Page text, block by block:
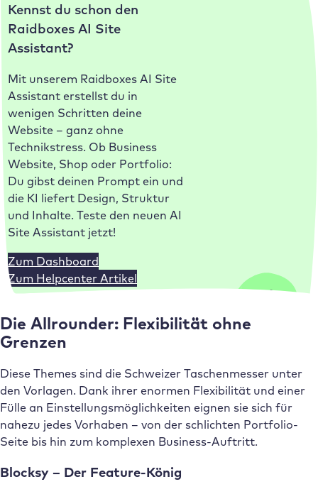
Kennst du schon den
Raidboxes AI Site
Assistant?
Mit unserem Raidboxes AI Site
Assistant erstellst du in
wenigen Schritten deine
Website – ganz ohne
Technikstress. Ob Business
Website, Shop oder Portfolio:
Du gibst deinen Prompt ein und
die KI liefert Design, Struktur
und Inhalte. Teste den neuen AI
Site Assistant jetzt!
Zum Dashboard
Zum Helpcenter Artikel
Die Allrounder: Flexibilität ohne
Grenzen
Diese Themes sind die Schweizer Taschenmesser unter
den Vorlagen. Dank ihrer enormen Flexibilität und einer
Fülle an Einstellungsmöglichkeiten eignen sie sich für
nahezu jedes Vorhaben – von der schlichten Portfolio-
Seite bis hin zum komplexen Business-Auftritt.
Blocksy – Der Feature-König